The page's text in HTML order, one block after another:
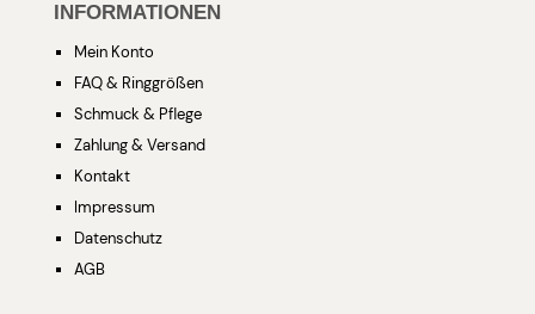
INFORMATIONEN
Mein Konto
FAQ & Ringgrößen
Schmuck & Pflege
Zahlung & Versand
Kontakt
Impressum
Datenschutz
AGB